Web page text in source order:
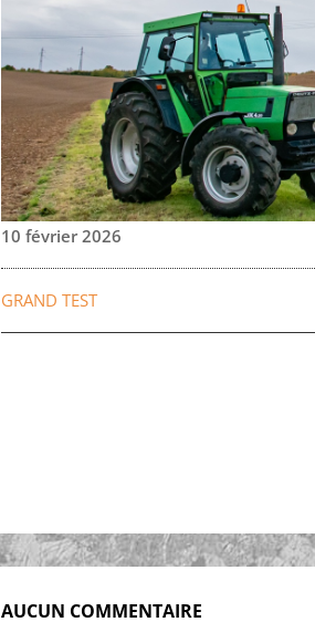
10 février 2026
GRAND TEST
AUCUN COMMENTAIRE